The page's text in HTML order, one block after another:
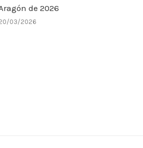
de 2026
03/2026